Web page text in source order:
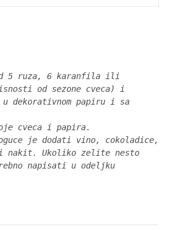
5 ruza, 6 karanfila ili
od sezone cveca) i
u dekorativnom papiru i sa
cveca i papira.
je dodati vino, cokoladice,
nakit. Ukoliko zelite nesto
napisati u odeljku